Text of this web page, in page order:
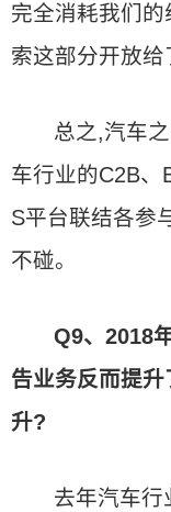
完全消耗我们
索这部分开放给
总之,汽车
车行业的C2B、
S平台联结各参
不碰。
Q9、2018
告业务反而提
升?
去年汽车行